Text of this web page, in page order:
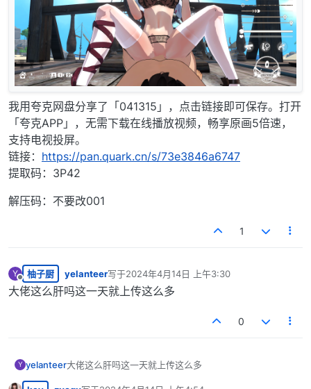
我用夸克网盘分享了「041315」，点击链接即可保存。打开
「夸克APP」，无需下载在线播放视频，畅享原画5倍速，
支持电视投屏。
链接： https://pan.quark.cn/s/73e3846a6747
提取码：3P42
解压码：不要改001
1
Y
离线
柚子厨 yelanteer写于2024年4月14日 上午3:30
最后由 编辑
大佬这么肝吗这一天就上传这么多
0
Y yelanteer大佬这么肝吗这一天就上传这么多